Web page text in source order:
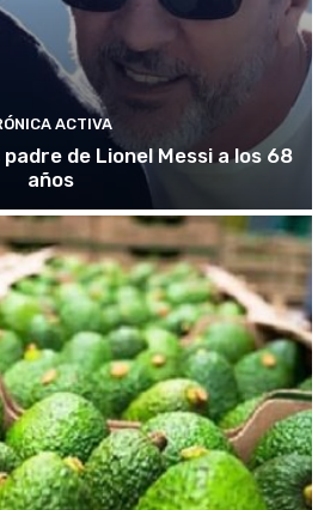
ACTIVA
de Lionel Messi a los 68
años